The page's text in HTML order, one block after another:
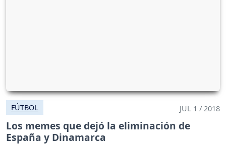
FÚTBOL JUL 1 / 2018
Los memes que dejó la eliminación de
España y Dinamarca